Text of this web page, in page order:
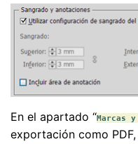
En el apartado “Marcas
exportación como